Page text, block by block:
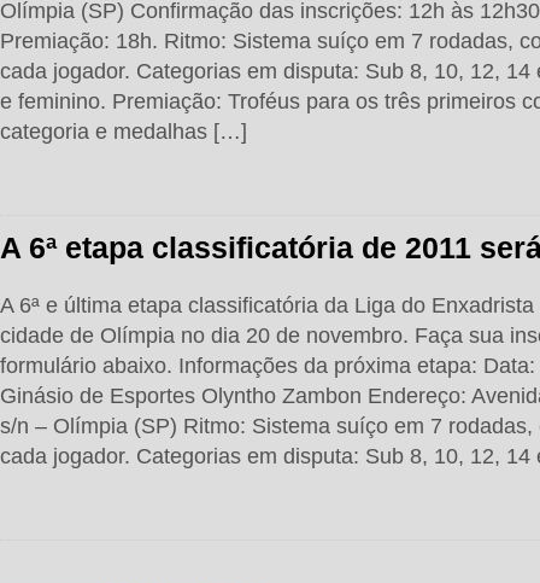
Olímpia (SP) Confirmação das inscrições: 12h às
Premiação: 18h. Ritmo: Sistema suíço em 7 rodadas,
cada jogador. Categorias em disputa: Sub 8, 10, 12, 14
e feminino. Premiação: Troféus para os três primeiros
categoria e medalhas […]
A 6ª etapa classificatória de 2011
A 6ª e última etapa classificatória da Liga do
cidade de Olímpia no dia 20 de novembro. Faça sua
formulário abaixo. Informações da próxima etapa:
Ginásio de Esportes Olyntho Zambon Endereço:
s/n – Olímpia (SP) Ritmo: Sistema suíço em 7
cada jogador. Categorias em disputa: Sub 8, 10, 12,